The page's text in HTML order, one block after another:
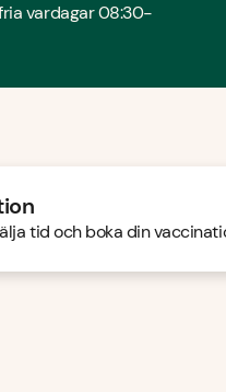
vardagar 08:30-
tid och boka din